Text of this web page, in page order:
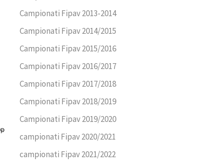
Campionati Fipav 2013-2014
Campionati Fipav 2014/2015
Campionati Fipav 2015/2016
Campionati Fipav 2016/2017
Campionati Fipav 2017/2018
Campionati Fipav 2018/2019
Campionati Fipav 2019/2020
campionati Fipav 2020/2021
campionati Fipav 2021/2022